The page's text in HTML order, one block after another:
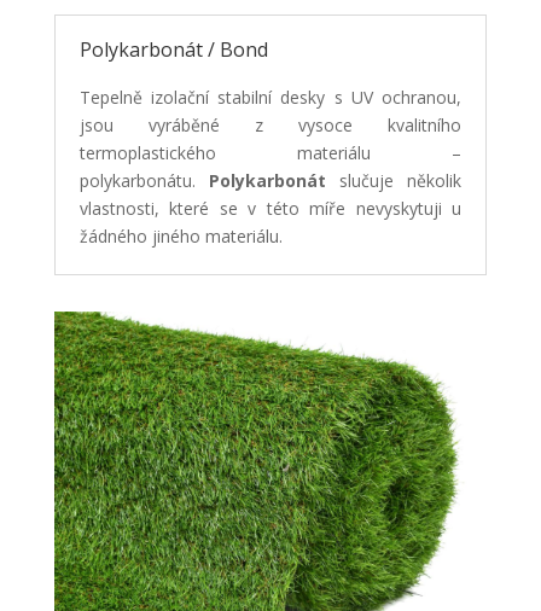
Polykarbonát / Bond
Tepelně izolační stabilní desky s UV ochranou,
jsou vyráběné z vysoce kvalitního
termoplastického materiálu –
polykarbonátu. Polykarbonát slučuje několik
vlastnosti, které se v této míře nevyskytuji u
žádného jiného materiálu.